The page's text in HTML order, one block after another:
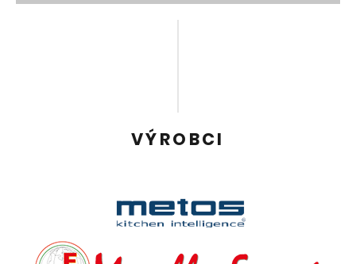
iKitchen - Příprava bez
učí se a na nic nezapomene. Systému, který se
dvěma zařízeními zvládne 95 % veškerých běžných
přijde na pomoc s komplexním poradenstvím. Pro
větší produktivitu a větší flexibilitu.
Více detailů
VÝROBCI